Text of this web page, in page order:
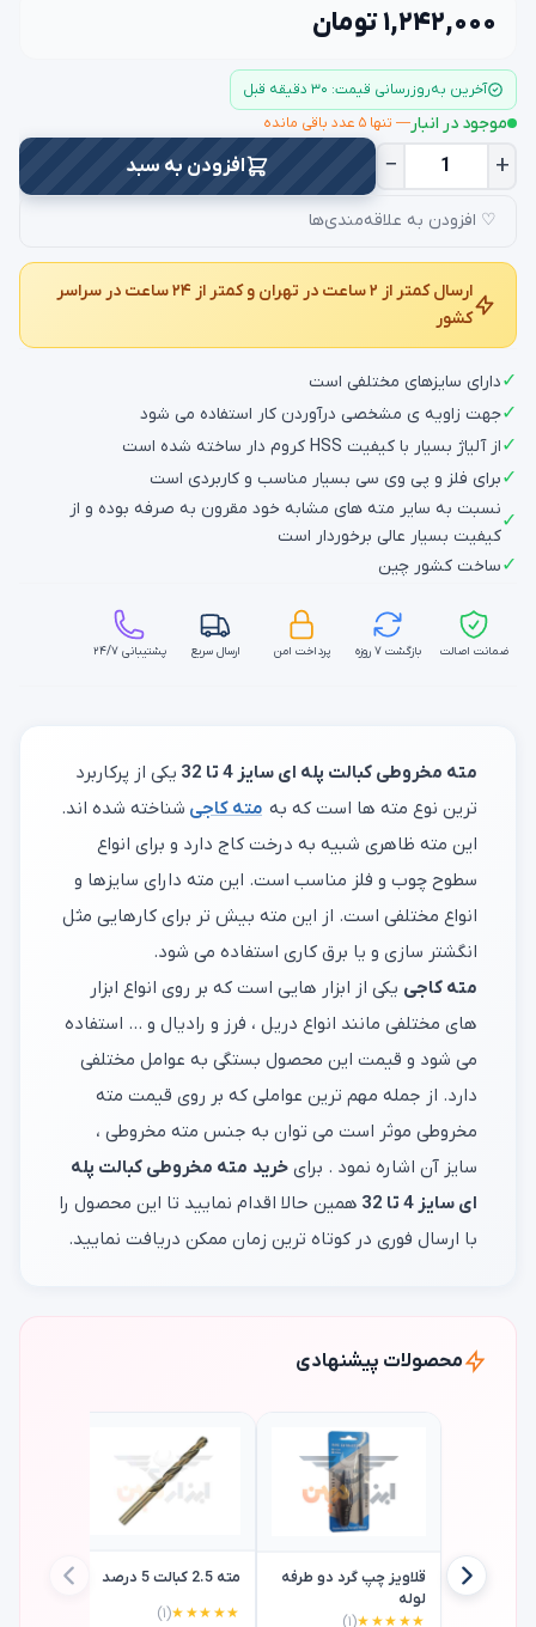
۱,۲۴۲,۰۰۰ تومان
آخرین به‌روزرسانی قیمت: ۳۰ دقیقه قبل
موجود در انبار— تنها ۵ عدد باقی مانده
− + افزودن به سبد
♡ افزودن به علاقه‌مندی‌ها
ارسال کمتر از ۲ ساعت در تهران و کمتر از ۲۴ ساعت در سراسر
کشور
✓دارای سایزهای مختلفی است
✓جهت زاویه ی مشخصی درآوردن کار استفاده می شود
✓از آلیاژ بسیار با کیفیت HSS کروم دار ساخته شده است
✓برای فلز و پی وی سی بسیار مناسب و کاربردی است
✓
نسبت به سایر مته های مشابه خود مقرون به صرفه بوده و از
کیفیت بسیار عالی برخوردار است
✓ساخت کشور چین
ضمانت اصالت بازگشت ۷ روزه پرداخت امن ارسال سریع پشتیبانی ۲۴/۷
مته مخروطی کبالت پله ای سایز 4 تا 32
یکی از پرکاربرد
ترین نوع مته ها است که به مته کاجی شناخته شده اند.
این مته ظاهری شبیه به درخت کاج دارد و برای انواع
سطوح چوب و فلز مناسب است. این مته دارای سایزها و
انواع مختلفی است. از این مته بیش تر برای کارهایی مثل
انگشتر سازی و یا برق کاری استفاده می شود.
مته کاجی یکی از ابزار هایی است که بر روی انواع ابزار
های مختلفی مانند انواع دریل ، فرز و رادیال و ... استفاده
می شود و قیمت این محصول بستگی به عوامل مختلفی
دارد. از جمله مهم ترین عواملی که بر روی قیمت مته
مخروطی موثر است می توان به جنس مته مخروطی ،
سایز آن اشاره نمود . برای خرید مته مخروطی کبالت پله
ای سایز 4 تا 32
همین حالا اقدام نمایید تا این محصول را
با ارسال فوری در کوتاه ترین زمان ممکن دریافت نمایید.
محصولات پیشنهادی
قلاویز چپ گرد دو طرفه
لوله
★★★★★(۱)
مته 2.5 کبالت 5 درصد
★★★★★(۱)